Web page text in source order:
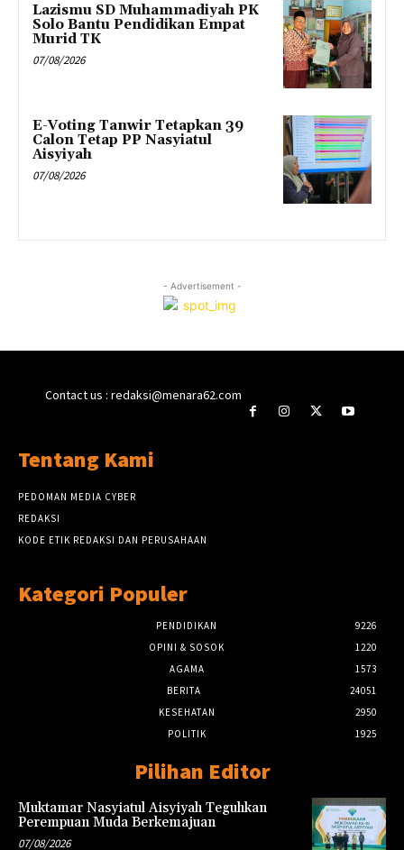
Lazismu SD Muhammadiyah PK
Solo Bantu Pendidikan Empat
Murid TK
07/08/2026
E-Voting Tanwir Tetapkan 39
Calon Tetap PP Nasyiatul
Aisyiyah
07/08/2026
- Advertisement -
Contact us : redaksi@menara62.com
Tentang Kami
PEDOMAN MEDIA CYBER
REDAKSI
KODE ETIK REDAKSI DAN PERUSAHAAN
Kategori Populer
PENDIDIKAN
9226
OPINI & SOSOK
1220
AGAMA
1573
BERITA
24051
KESEHATAN
2950
POLITIK
1925
Pilihan Editor
Muktamar Nasyiatul Aisyiyah Teguhkan
Perempuan Muda Berkemajuan
07/08/2026